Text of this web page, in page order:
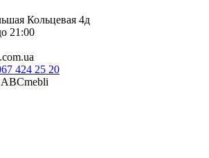
Кольцевая 4д
21:00
424 25 20